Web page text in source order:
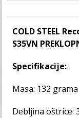
COLD STEEL
S35VN
Specifikacije:
Masa: 132 grama
Debljina oštrice: